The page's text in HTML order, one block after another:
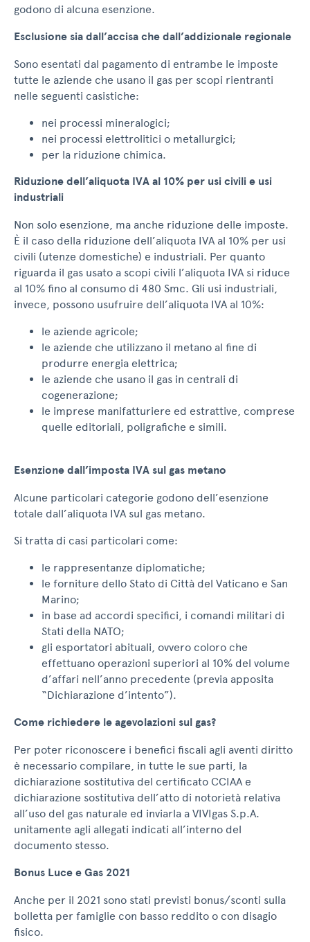
godono di alcuna esenzione.
Esclusione sia dall’accisa che dall’addizionale regionale
Sono esentati dal pagamento di entrambe le imposte
tutte le aziende che usano il gas per scopi rientranti
nelle seguenti casistiche:
nei processi mineralogici;
nei processi elettrolitici o metallurgici;
per la riduzione chimica.
Riduzione dell’aliquota IVA al 10% per usi civili e usi
industriali
Non solo esenzione, ma anche riduzione delle imposte.
È il caso della riduzione dell’aliquota IVA al 10% per usi
civili (utenze domestiche) e industriali. Per quanto
riguarda il gas usato a scopi civili l’aliquota IVA si riduce
al 10% fino al consumo di 480 Smc. Gli usi industriali,
invece, possono usufruire dell’aliquota IVA al 10%:
le aziende agricole;
le aziende che utilizzano il metano al fine di
produrre energia elettrica;
le aziende che usano il gas in centrali di
cogenerazione;
le imprese manifatturiere ed estrattive, comprese
quelle editoriali, poligrafiche e simili.
Esenzione dall’imposta IVA sul gas metano
Alcune particolari categorie godono dell’esenzione
totale dall’aliquota IVA sul gas metano.
Si tratta di casi particolari come:
le rappresentanze diplomatiche;
le forniture dello Stato di Città del Vaticano e San
Marino;
in base ad accordi specifici, i comandi militari di
Stati della NATO;
gli esportatori abituali, ovvero coloro che
effettuano operazioni superiori al 10% del volume
d’affari nell’anno precedente (previa apposita
“Dichiarazione d’intento”).
Come richiedere le agevolazioni sul gas?
Per poter riconoscere i benefici fiscali agli aventi diritto
è necessario compilare, in tutte le sue parti, la
dichiarazione sostitutiva del certificato CCIAA e
dichiarazione sostitutiva dell’atto di notorietà relativa
all’uso del gas naturale ed inviarla a VIVIgas S.p.A.
unitamente agli allegati indicati all’interno del
documento stesso.
Bonus Luce e Gas 2021
Anche per il 2021 sono stati previsti bonus/sconti sulla
bolletta per famiglie con basso reddito o con disagio
fisico.